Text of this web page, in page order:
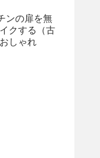
ンの扉を無
クする（古
しゃれ